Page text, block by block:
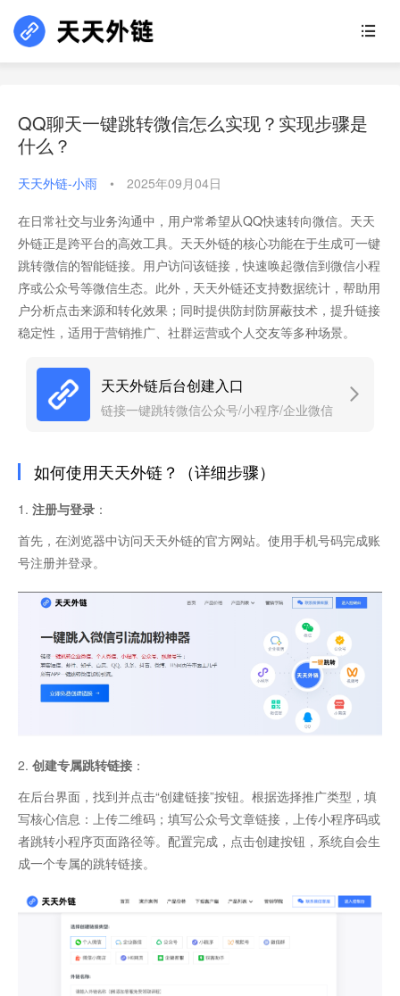
QQ聊天一键跳转微信怎么实现？实现步骤是
什么？
天天外链-小雨 • 2025年09月04日
在日常社交与业务沟通中，用户常希望从QQ快速转向微信。天天
外链正是跨平台的高效工具。天天外链的核心功能在于生成可一键
跳转微信的智能链接。用户访问该链接，快速唤起微信到微信小程
序或公众号等微信生态。此外，天天外链还支持数据统计，帮助用
户分析点击来源和转化效果；同时提供防封防屏蔽技术，提升链接
稳定性，适用于营销推广、社群运营或个人交友等多种场景。
天天外链后台创建入口
链接一键跳转微信公众号/小程序/企业微信
如何使用天天外链？（详细步骤）
1. 注册与登录 ：
首先，在浏览器中访问天天外链的官方网站。使用手机号码完成账
号注册并登录。
2. 创建专属跳转链接 ：
在后台界面，找到并点击“创建链接”按钮。根据选择推广类型，填
写核心信息：上传二维码；填写公众号文章链接，上传小程序码或
者跳转小程序页面路径等。配置完成，点击创建按钮，系统自会生
成一个专属的跳转链接。